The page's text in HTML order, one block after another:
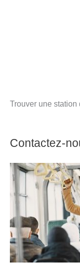
Trouver une
Contactez-